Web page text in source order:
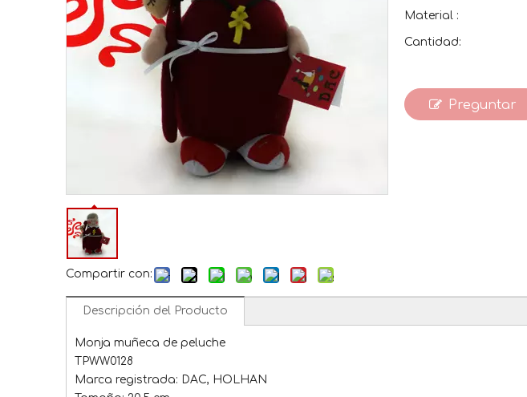
Compartir con:
Material :
Cantidad:
Preguntar
Descripción del Producto
Monja muñeca de peluche
TPWW0128
Marca registrada: DAC, HOLHAN